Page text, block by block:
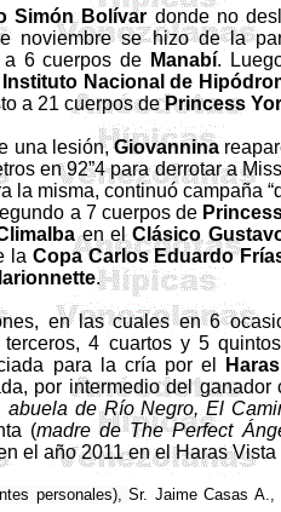
Simón Bolívardonde no
noviembre se hizo de la
6 cuerpos de Manabí.
Nacional de
a 21 cuerpos dePrincess
una lesión,Giovannina
en 92”4 para derrotar a Miss
la misma, continuó campaña
a 7 cuerpos de
en elClásico
la Copa Carlos Eduardo
.
en las cuales en 6
4 cuartos y 5
para la cría por el
Haras
por intermedio del
abuela de Río Negro, El
(madre deThe Perfect
el año 2011 en elHarasVista
personales),Sr. Jaime Casas